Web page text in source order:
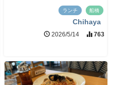
ランチ 船橋
Chihaya
2026/5/14 763